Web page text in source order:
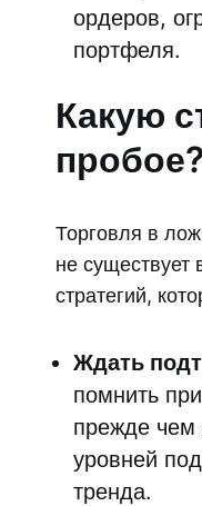
ордеров,
портфеля.
Какую
пробое?
Торговля в
не существует
стратегий,
Ждать
помнить
прежде чем
уровней
тренда.